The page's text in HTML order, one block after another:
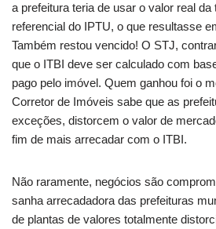
a prefeitura teria de usar o valor real
referencial do IPTU, o que resultasse
Também restou vencido! O STJ,
que o ITBI deve ser calculado com
pago pelo imóvel. Quem ganhou foi o
Corretor de Imóveis sabe que as
exceções, distorcem o valor de
fim de mais arrecadar com o ITBI.
Não raramente, negócios são
sanha arrecadadora das prefeituras
de plantas de valores totalmente